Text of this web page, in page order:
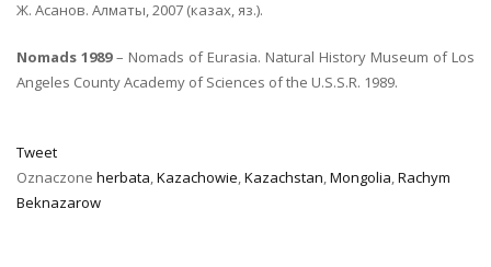
Ж. Асанов. Алматы, 2007 (казах, яз.).
Nomads 1989– Nomads of Eurasia. Natural History Museum of Los
Angeles County Academy of Sciences of the U.S.S.R. 1989.
Tweet
Oznaczone herbata,Kazachowie,Kazachstan,Mongolia,Rachym
Beknazarow